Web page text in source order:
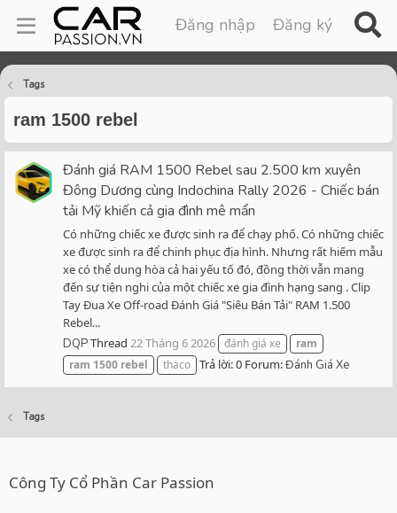
Đăng nhập Đăng ký
Tags
ram 1500 rebel
Đánh giá RAM 1500 Rebel sau 2.500 km xuyên
Đông Dương cùng Indochina Rally 2026 - Chiếc bán
tải Mỹ khiến cả gia đình mê mẩn
Có những chiếc xe được sinh ra để chạy phố. Có những chiếc
xe được sinh ra để chinh phục địa hình. Nhưng rất hiếm mẫu
xe có thể dung hòa cả hai yếu tố đó, đồng thời vẫn mang
đến sự tiện nghi của một chiếc xe gia đình hạng sang . Clip
Tay Đua Xe Off-road Đánh Giá "Siêu Bán Tải" RAM 1.500
Rebel...
DQPThread 22 Tháng 6 2026 đánh giá xe
ram
ram 1500 rebel thaco Trả lời: 0 Forum:Đánh Giá Xe
Tags
Công Ty Cổ Phần Car Passion